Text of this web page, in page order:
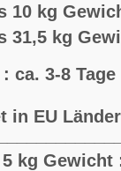
10 kg
31,5 kg
ca. 3-8 Tage
in EU
5 kg